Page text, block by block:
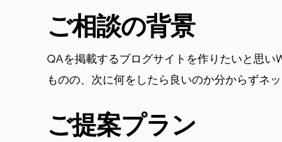
ご相談の背景
QAを掲載するブログサイトを作りたいと思
ものの、次に何をしたら良いのか分からずネ
ご提案プラン